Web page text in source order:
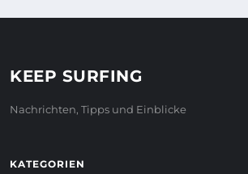
KEEP SURFING
Nachrichten, Tipps und Einblicke
KATEGORIEN